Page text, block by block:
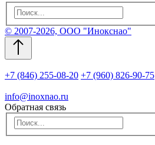
© 2007-2026, ООО "Инокснао"
+7 (846) 255-08-20 +7 (960) 826-90-75
info@inoxnao.ru
Обратная связь